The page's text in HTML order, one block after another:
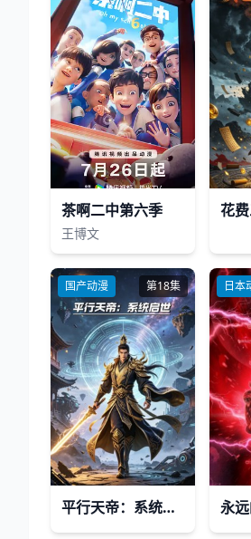
茶啊二中第六季
王博文
国产动漫 第18集
平行天帝：系统启世
日本